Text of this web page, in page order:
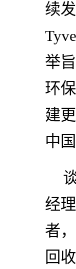
续
举
环
建
中
经
者
回